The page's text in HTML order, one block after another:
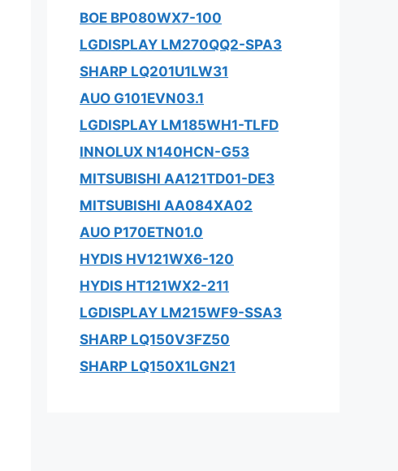
BOE BP080WX7-100
LGDISPLAY LM270QQ2-SPA3
SHARP LQ201U1LW31
AUO G101EVN03.1
LGDISPLAY LM185WH1-TLFD
INNOLUX N140HCN-G53
MITSUBISHI AA121TD01-DE3
MITSUBISHI AA084XA02
AUO P170ETN01.0
HYDIS HV121WX6-120
HYDIS HT121WX2-211
LGDISPLAY LM215WF9-SSA3
SHARP LQ150V3FZ50
SHARP LQ150X1LGN21